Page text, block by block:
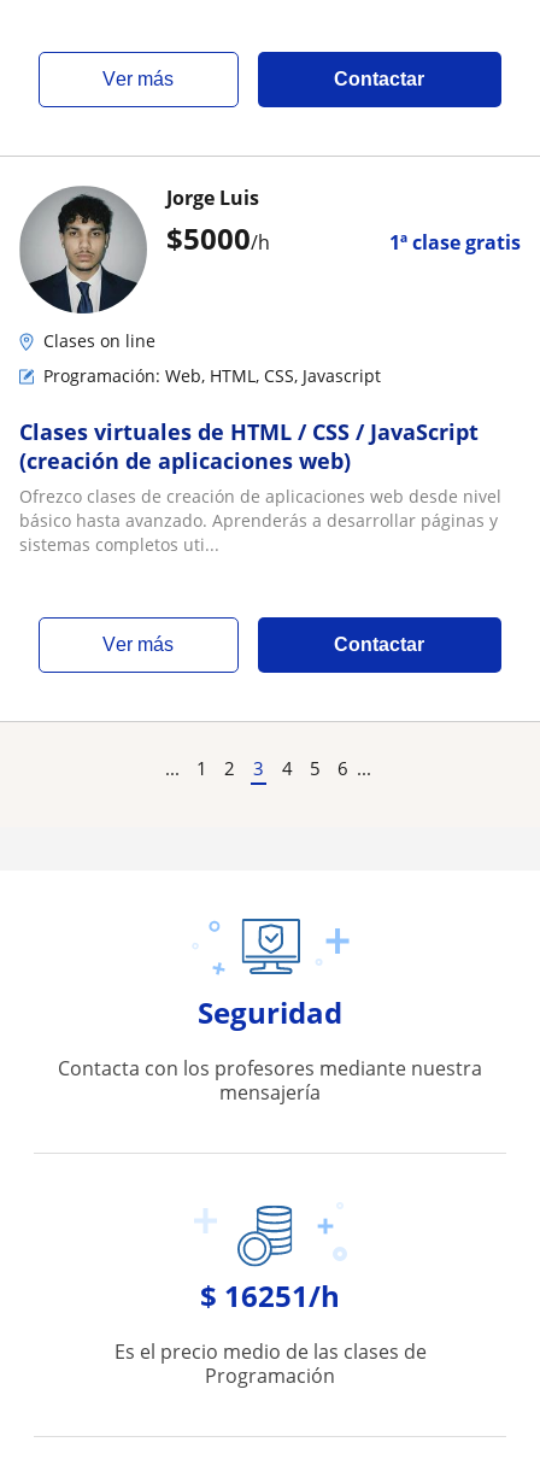
ver más Contactar
$5000/h 1ª clase gratis
Jorge Luis
Clases on line
Programación: Web, HTML, CSS, Javascript
Clases virtuales de HTML / CSS / JavaScript
(creación de aplicaciones web)
Ofrezco clases de creación de aplicaciones web desde nivel
básico hasta avanzado. Aprenderás a desarrollar páginas y
sistemas completos uti...
ver más Contactar
... 1 2 3 4 5 6 ...
Seguridad
Contacta con los profesores mediante nuestra
mensajería
$ 16251/h
Es el precio medio de las clases de
Programación